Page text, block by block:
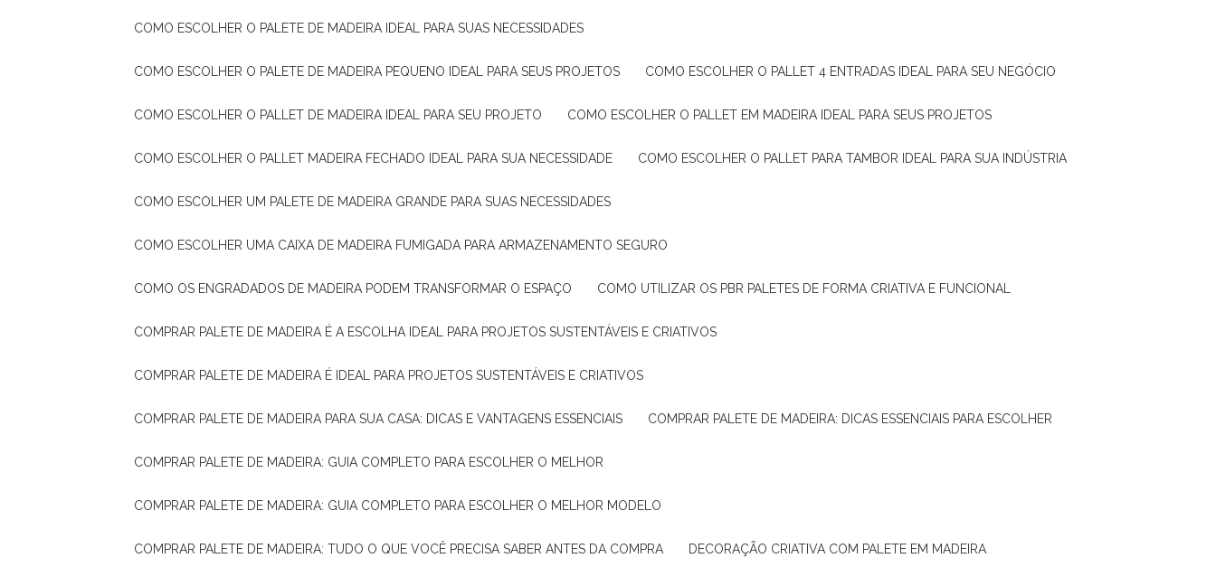
COMO ESCOLHER O PALETE DE MADEIRA IDEAL PARA SUAS NECESSIDADES
COMO ESCOLHER O PALETE DE MADEIRA PEQUENO IDEAL PARA SEUS PROJETOS COMO ESCOLHER O PALLET 4 ENTRADAS IDEAL PARA SEU NEGÓCIO
COMO ESCOLHER O PALLET DE MADEIRA IDEAL PARA SEU PROJETO COMO ESCOLHER O PALLET EM MADEIRA IDEAL PARA SEUS PROJETOS
COMO ESCOLHER O PALLET MADEIRA FECHADO IDEAL PARA SUA NECESSIDADE COMO ESCOLHER O PALLET PARA TAMBOR IDEAL PARA SUA INDÚSTRIA
COMO ESCOLHER UM PALETE DE MADEIRA GRANDE PARA SUAS NECESSIDADES
COMO ESCOLHER UMA CAIXA DE MADEIRA FUMIGADA PARA ARMAZENAMENTO SEGURO
COMO OS ENGRADADOS DE MADEIRA PODEM TRANSFORMAR O ESPAÇO COMO UTILIZAR OS PBR PALETES DE FORMA CRIATIVA E FUNCIONAL
COMPRAR PALETE DE MADEIRA É A ESCOLHA IDEAL PARA PROJETOS SUSTENTÁVEIS E CRIATIVOS
COMPRAR PALETE DE MADEIRA É IDEAL PARA PROJETOS SUSTENTÁVEIS E CRIATIVOS
COMPRAR PALETE DE MADEIRA PARA SUA CASA: DICAS E VANTAGENS ESSENCIAIS COMPRAR PALETE DE MADEIRA: DICAS ESSENCIAIS PARA ESCOLHER
COMPRAR PALETE DE MADEIRA: GUIA COMPLETO PARA ESCOLHER O MELHOR
COMPRAR PALETE DE MADEIRA: GUIA COMPLETO PARA ESCOLHER O MELHOR MODELO
COMPRAR PALETE DE MADEIRA: TUDO O QUE VOCÊ PRECISA SABER ANTES DA COMPRA DECORAÇÃO CRIATIVA COM PALETE EM MADEIRA